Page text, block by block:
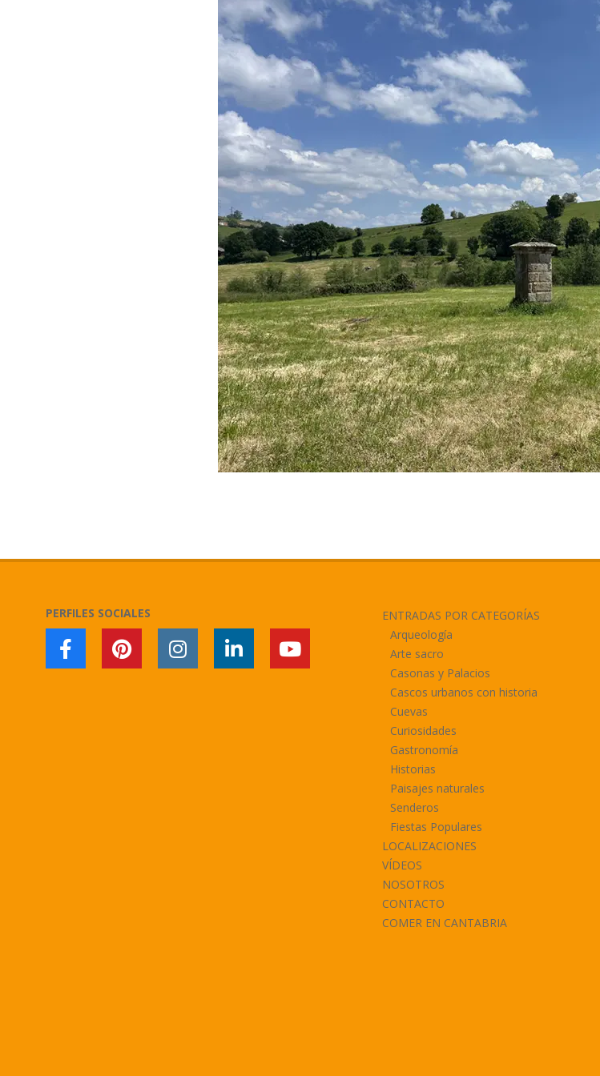
PERFILES SOCIALES
ENTRADAS POR CATEGORÍAS
Arqueología
Arte sacro
Casonas y Palacios
Cascos urbanos con historia
Cuevas
Curiosidades
Gastronomía
Historias
Paisajes naturales
Senderos
Fiestas Populares
LOCALIZACIONES
VÍDEOS
NOSOTROS
CONTACTO
COMER EN CANTABRIA